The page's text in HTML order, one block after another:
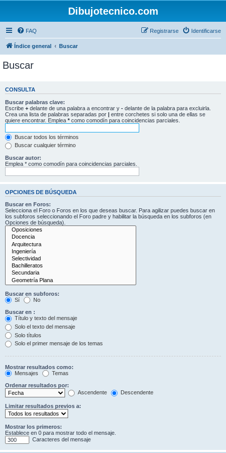
Dibujotecnico.com
FAQ Identificarse
Registrarse
Índice general Buscar
Buscar
CONSULTA
Buscar palabras clave:
Escribe + delante de una palabra a encontrar y - delante de la palabra para excluirla.
Crea una lista de palabras separadas por | entre corchetes si solo una de ellas se
quiere encontrar. Emplea * como comodín para coincidencias parciales.
Buscar todos los términos
Buscar cualquier término
Buscar autor:
Emplea * como comodín para coincidencias parciales.
OPCIONES DE BÚSQUEDA
Buscar en Foros:
Selecciona el Foro o Foros en los que deseas buscar. Para agilizar puedes buscar en
los subforos seleccionando el Foro padre y habilitar la búsqueda en los subforos (en
Opciones de búsqueda).
Buscar en subforos:
Sí
No
Buscar en :
Título y texto del mensaje
Solo el texto del mensaje
Solo títulos
Solo el primer mensaje de los temas
Mostrar resultados como:
Mensajes
Temas
Ordenar resultados por:
Ascendente
Descendente
Limitar resultados previos a:
Mostrar los primeros:
Establece en 0 para mostrar todo el mensaje.
Caracteres del mensaje